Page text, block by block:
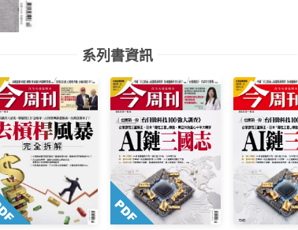
系列書資訊